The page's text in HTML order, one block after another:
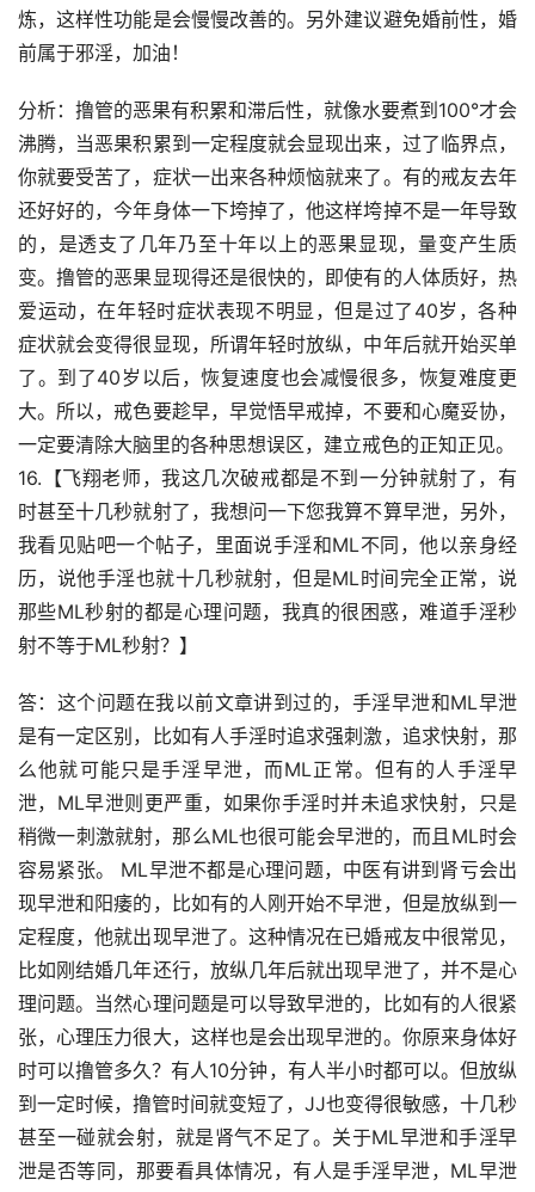
炼，这样性功能是会慢慢改善的。另外建议避免婚前性，婚
前属于邪淫，加油！
分析：撸管的恶果有积累和滞后性，就像水要煮到100°才会
沸腾，当恶果积累到一定程度就会显现出来，过了临界点，
你就要受苦了，症状一出来各种烦恼就来了。有的戒友去年
还好好的，今年身体一下垮掉了，他这样垮掉不是一年导致
的，是透支了几年乃至十年以上的恶果显现，量变产生质
变。撸管的恶果显现得还是很快的，即使有的人体质好，热
爱运动，在年轻时症状表现不明显，但是过了40岁，各种
症状就会变得很显现，所谓年轻时放纵，中年后就开始买单
了。到了40岁以后，恢复速度也会减慢很多，恢复难度更
大。所以，戒色要趁早，早觉悟早戒掉，不要和心魔妥协，
一定要清除大脑里的各种思想误区，建立戒色的正知正见。
16.【飞翔老师，我这几次破戒都是不到一分钟就射了，有
时甚至十几秒就射了，我想问一下您我算不算早泄，另外，
我看见贴吧一个帖子，里面说手淫和ML不同，他以亲身经
历，说他手淫也就十几秒就射，但是ML时间完全正常，说
那些ML秒射的都是心理问题，我真的很困惑，难道手淫秒
射不等于ML秒射？】
答：这个问题在我以前文章讲到过的，手淫早泄和ML早泄
是有一定区别，比如有人手淫时追求强刺激，追求快射，那
么他就可能只是手淫早泄，而ML正常。但有的人手淫早
泄，ML早泄则更严重，如果你手淫时并未追求快射，只是
稍微一刺激就射，那么ML也很可能会早泄的，而且ML时会
容易紧张。 ML早泄不都是心理问题，中医有讲到肾亏会出
现早泄和阳痿的，比如有的人刚开始不早泄，但是放纵到一
定程度，他就出现早泄了。这种情况在已婚戒友中很常见，
比如刚结婚几年还行，放纵几年后就出现早泄了，并不是心
理问题。当然心理问题是可以导致早泄的，比如有的人很紧
张，心理压力很大，这样也是会出现早泄的。你原来身体好
时可以撸管多久？有人10分钟，有人半小时都可以。但放纵
到一定时候，撸管时间就变短了，JJ也变得很敏感，十几秒
甚至一碰就会射，就是肾气不足了。关于ML早泄和手淫早
泄是否等同，那要看具体情况，有人是手淫早泄，ML早泄